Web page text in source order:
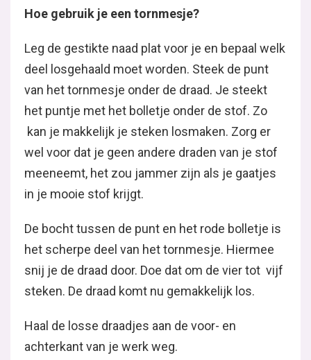
Hoe gebruik je een tornmesje?
Leg de gestikte naad plat voor je en bepaal welk
deel losgehaald moet worden. Steek de punt
van het tornmesje onder de draad. Je steekt
het puntje met het bolletje onder de stof. Zo
kan je makkelijk je steken losmaken. Zorg er
wel voor dat je geen andere draden van je stof
meeneemt, het zou jammer zijn als je gaatjes
in je mooie stof krijgt.
De bocht tussen de punt en het rode bolletje is
het scherpe deel van het tornmesje. Hiermee
snij je de draad door. Doe dat om de vier tot vijf
steken. De draad komt nu gemakkelijk los.
Haal de losse draadjes aan de voor- en
achterkant van je werk weg.